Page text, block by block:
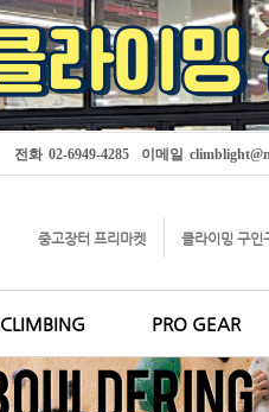
전화 02-6949-4285 이메일
중고장터 프리마켓 클라이밍 구인
CLIMBING PRO GEAR